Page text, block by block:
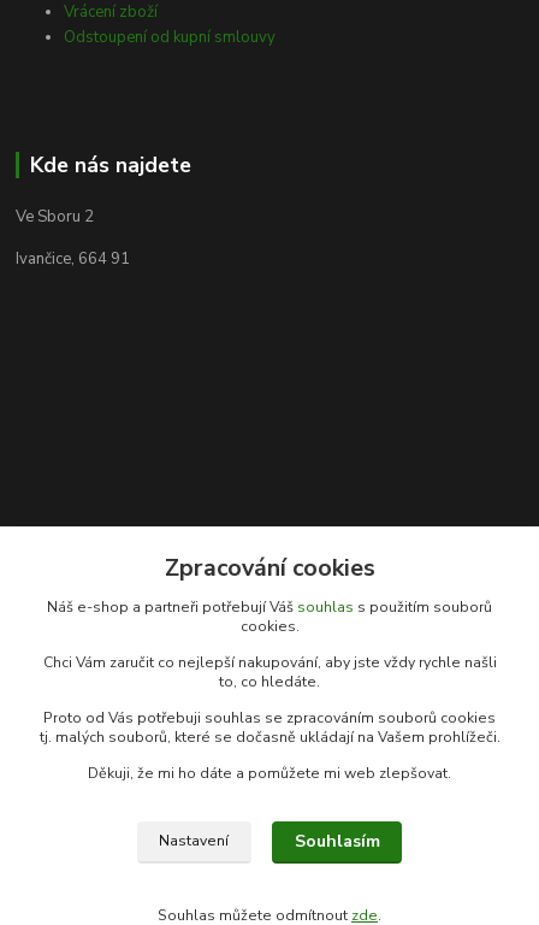
Vrácení zboží
Odstoupení od kupní smlouvy
Kde nás najdete
Ve Sboru 2
Ivančice, 664 91
Kontakty
+420 778 039 055
(Po-Pá, 9-17 hod.)
info@rybarsky-sen.cz
© Copyright 2026 Rybářský sen
Zpracování cookies
Náš e-shop a partneři potřebují Váš souhlas s použitím souborů
cookies.
Chci Vám zaručit co nejlepší nakupování, aby jste vždy rychle našli
to, co hledáte.
Proto od Vás potřebuji souhlas se zpracováním souborů cookies
tj. malých souborů, které se dočasně ukládají na Vašem prohlížeči.
Děkuji, že mi ho dáte a pomůžete mi web zlepšovat.
Nastavení Souhlasím
Souhlas můžete odmítnout zde.